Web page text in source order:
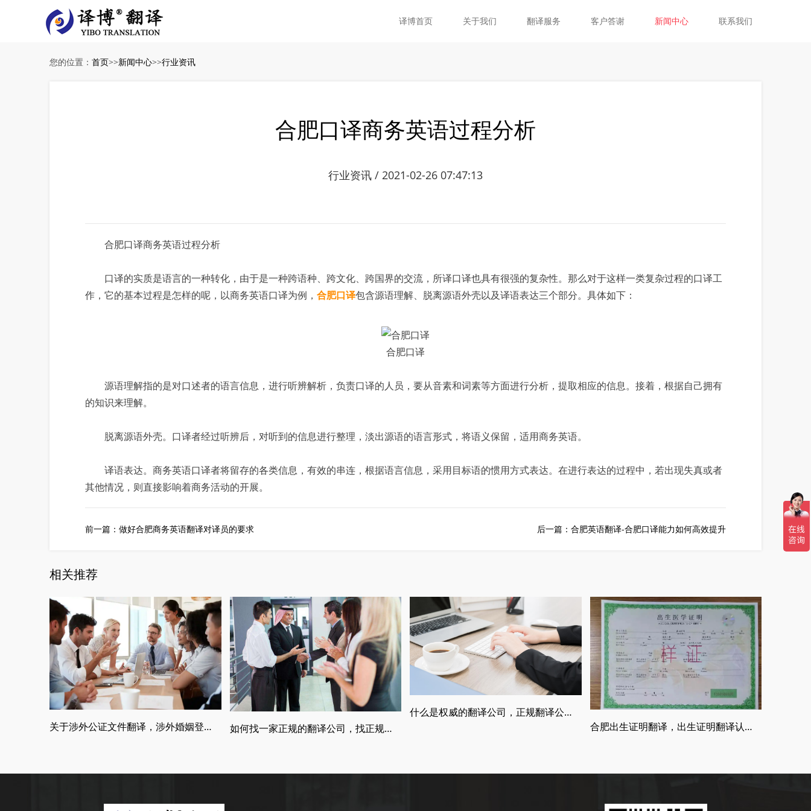
译博首页 关于我们 翻译服务 客户答谢 新闻中心 联系我们
您的位置： 首页>>新闻中心>>行业资讯
合肥口译商务英语过程分析
行业资讯 / 2021-02-26 07:47:13
合肥口译商务英语过程分析
口译的实质是语言的一种转化，由于是一种跨语种、跨文化、跨国界的交流，所译口译也具有很强的复杂性。那么对于这样一类复杂过程的口译工
作，它的基本过程是怎样的呢，以商务英语口译为例， 合肥口译包含源语理解、脱离源语外壳以及译语表达三个部分。具体如下：
合肥口译
源语理解指的是对口述者的语言信息，进行听辨解析，负责口译的人员，要从音素和词素等方面进行分析，提取相应的信息。接着，根据自己拥有
的知识来理解。
脱离源语外壳。口译者经过听辨后，对听到的信息进行整理，淡出源语的语言形式，将语义保留，适用商务英语。
译语表达。商务英语口译者将留存的各类信息，有效的串连，根据语言信息，采用目标语的惯用方式表达。在进行表达的过程中，若出现失真或者
其他情况，则直接影响着商务活动的开展。
前一篇： 做好合肥商务英语翻译对译员的要求 后一篇： 合肥英语翻译-合肥口译能力如何高效提升
相关推荐
关于涉外公证文件翻译，涉外婚姻登记，留学翻译介绍 如何找一家正规的翻译公司，找正规翻译公司有哪些要求
什么是权威的翻译公司，正规翻译公司介绍
合肥出生证明翻译，出生证明翻译认证流程